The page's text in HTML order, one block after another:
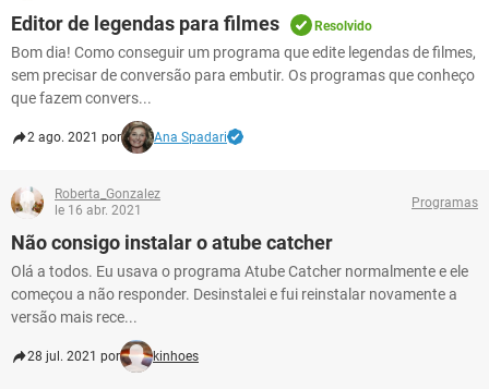
Editor de legendas para filmes Resolvido
Bom dia! Como conseguir um programa que edite legendas de filmes,
sem precisar de conversão para embutir. Os programas que conheço
que fazem convers...
2 ago. 2021 por Ana Spadari
Roberta_Gonzalez
le 16 abr. 2021
Programas
Não consigo instalar o atube catcher
Olá a todos. Eu usava o programa Atube Catcher normalmente e ele
começou a não responder. Desinstalei e fui reinstalar novamente a
versão mais rece...
28 jul. 2021 por kinhoes